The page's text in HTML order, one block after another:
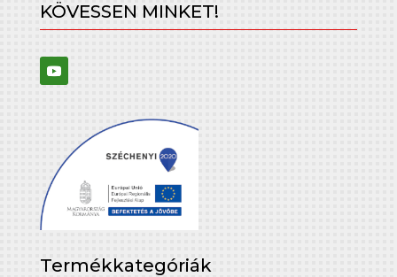
KÖVESSEN MINKET!
Termékkategóriák